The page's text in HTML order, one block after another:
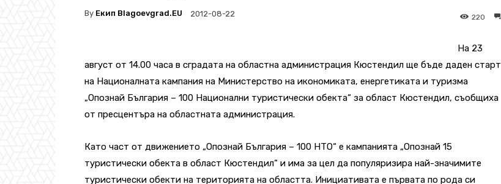
By Екип Blagoevgrad.EU 2012-08-22 220
На 23
август от 14.00 часа в сградата на областна администрация Кюстендил ще бъде даден старт
на Националната кампания на Министерство на икономиката, енергетиката и туризма
„Опознай България – 100 Национални туристически обекта“ за област Кюстендил, съобщиха
от пресцентъра на областната администрация.
Като част от движението „Опознай България – 100 НТО“ е кампанията „Опознай 15
туристически обекта в област Кюстендил“ и има за цел да популяризира най-значимите
туристически обекти на територията на областта. Инициативата е първата по рода си